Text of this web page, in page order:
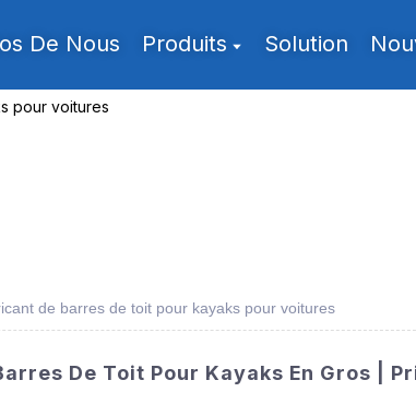
De Nous Produits Solution
de barres de toit pour kayaks pour voitures
De Toit Pour Kayaks En Gros |